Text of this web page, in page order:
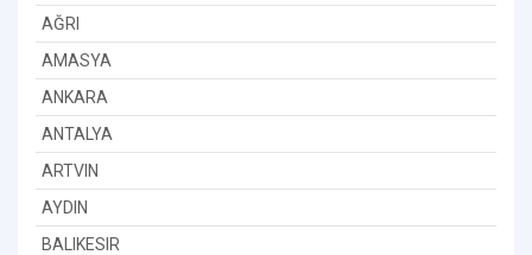
AĞRI
AMASYA
ANKARA
ANTALYA
ARTVIN
AYDIN
BALIKESIR